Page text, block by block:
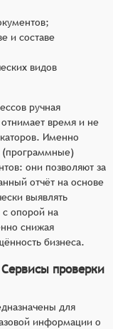
и составе
видов
ручная
время и не
Именно
(программные)
они позволяют за
отчёт на основе
выявлять
опорой на
снижая
бизнеса.
проверки
для
информации о